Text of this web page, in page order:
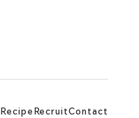
RecipeRecruitContact